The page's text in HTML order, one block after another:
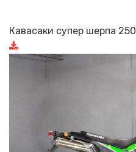
Кавасаки супер шерпа 250